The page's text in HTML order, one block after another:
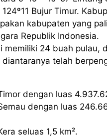
Bujur Timur.
kabupaten yang
Republik Indonesia.
memiliki 24 buah pulau,
telah
dengan luas
dengan luas
seluas 1,5 km².